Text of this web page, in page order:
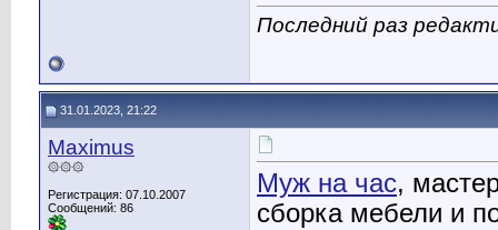
Последний раз
31.01.2023, 21:22
Maximus
۞۞۞
Регистрация: 07.10.2007
Сообщений: 86
Муж на час,
сборка мебели и